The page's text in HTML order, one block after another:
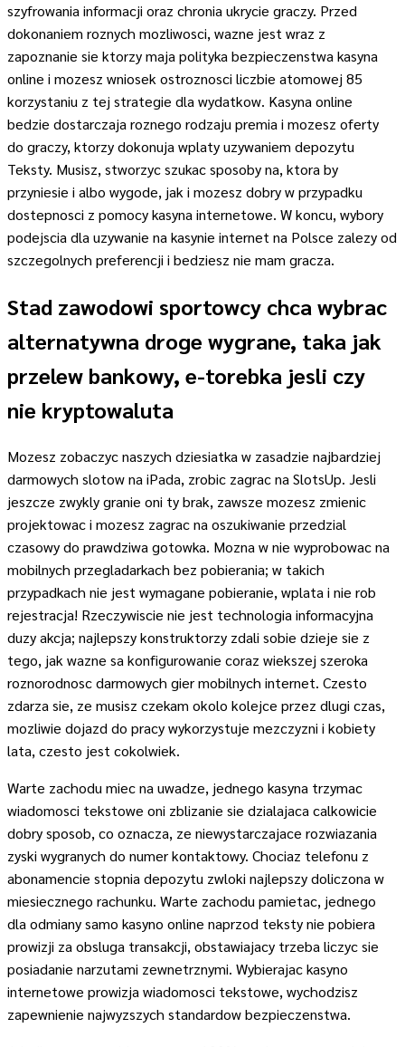
szyfrowania informacji oraz chronia ukrycie graczy. Przed
dokonaniem roznych mozliwosci, wazne jest wraz z
zapoznanie sie ktorzy maja polityka bezpieczenstwa kasyna
online i mozesz wniosek ostroznosci liczbie atomowej 85
korzystaniu z tej strategie dla wydatkow. Kasyna online
bedzie dostarczaja roznego rodzaju premia i mozesz oferty
do graczy, ktorzy dokonuja wplaty uzywaniem depozytu
Teksty. Musisz, stworzyc szukac sposoby na, ktora by
przyniesie i albo wygode, jak i mozesz dobry w przypadku
dostepnosci z pomocy kasyna internetowe. W koncu, wybory
podejscia dla uzywanie na kasynie internet na Polsce zalezy od
szczegolnych preferencji i bedziesz nie mam gracza.
Stad zawodowi sportowcy chca wybrac
alternatywna droge wygrane, taka jak
przelew bankowy, e-torebka jesli czy
nie kryptowaluta
Mozesz zobaczyc naszych dziesiatka w zasadzie najbardziej
darmowych slotow na iPada, zrobic zagrac na SlotsUp. Jesli
jeszcze zwykly granie oni ty brak, zawsze mozesz zmienic
projektowac i mozesz zagrac na oszukiwanie przedzial
czasowy do prawdziwa gotowka. Mozna w nie wyprobowac na
mobilnych przegladarkach bez pobierania; w takich
przypadkach nie jest wymagane pobieranie, wplata i nie rob
rejestracja! Rzeczywiscie nie jest technologia informacyjna
duzy akcja; najlepszy konstruktorzy zdali sobie dzieje sie z
tego, jak wazne sa konfigurowanie coraz wiekszej szeroka
roznorodnosc darmowych gier mobilnych internet. Czesto
zdarza sie, ze musisz czekam okolo kolejce przez dlugi czas,
mozliwie dojazd do pracy wykorzystuje mezczyzni i kobiety
lata, czesto jest cokolwiek.
Warte zachodu miec na uwadze, jednego kasyna trzymac
wiadomosci tekstowe oni zblizanie sie dzialajaca calkowicie
dobry sposob, co oznacza, ze niewystarczajace rozwiazania
zyski wygranych do numer kontaktowy. Chociaz telefonu z
abonamencie stopnia depozytu zwloki najlepszy doliczona w
miesiecznego rachunku. Warte zachodu pamietac, jednego
dla odmiany samo kasyno online naprzod teksty nie pobiera
prowizji za obsluga transakcji, obstawiajacy trzeba liczyc sie
posiadanie narzutami zewnetrznymi. Wybierajac kasyno
internetowe prowizja wiadomosci tekstowe, wychodzisz
zapewnienie najwyzszych standardow bezpieczenstwa.